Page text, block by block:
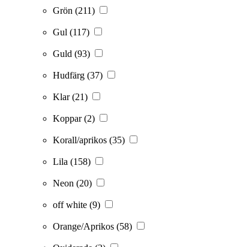
Grön (211)
Gul (117)
Guld (93)
Hudfärg (37)
Klar(21)
Koppar(2)
Korall/aprikos (35)
Lila (158)
Neon (20)
off white (9)
Orange/Aprikos (58)